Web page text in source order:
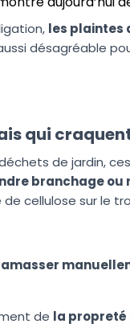
les plaintes
désagréable
qui
de jardin,
branchage ou
cellulose sur le
de la